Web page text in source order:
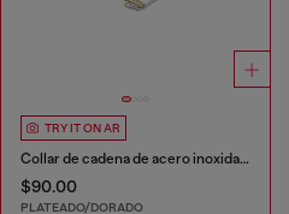
TRY IT ON AR
Collar de cadena de acero inoxidable
$90.00
PLATEADO/DORADO